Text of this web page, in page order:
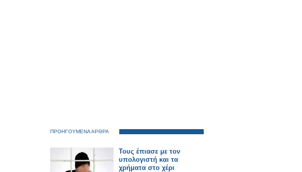
ΠΡΟΗΓΟΥΜΕΝΑ ΑΡΘΡΑ
Τους έπιασε με τον
υπολογιστή και τα
χρήματα στο χέρι